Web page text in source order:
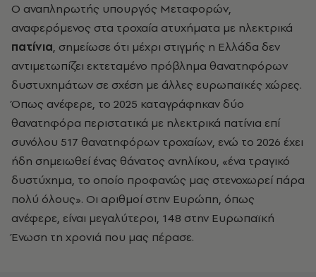
Ο αναπληρωτής υπουργός Μεταφορών,
αναφερόμενος στα τροχαία ατυχήματα με ηλεκτρικά
πατίνια, σημείωσε ότι μέχρι στιγμής η Ελλάδα δεν
αντιμετωπίζει εκτεταμένο πρόβλημα θανατηφόρων
δυστυχημάτων σε σχέση με άλλες ευρωπαϊκές χώρες.
Όπως ανέφερε, το 2025 καταγράφηκαν δύο
θανατηφόρα περιστατικά με ηλεκτρικά πατίνια επί
συνόλου 517 θανατηφόρων τροχαίων, ενώ το 2026 έχει
ήδη σημειωθεί ένας θάνατος ανηλίκου, «ένα τραγικό
δυστύχημα, το οποίο προφανώς μας στενοχωρεί πάρα
πολύ όλους». Οι αριθμοί στην Ευρώπη, όπως
ανέφερε, είναι μεγαλύτεροι, 148 στην Ευρωπαϊκή
Ένωση τη χρονιά που μας πέρασε.